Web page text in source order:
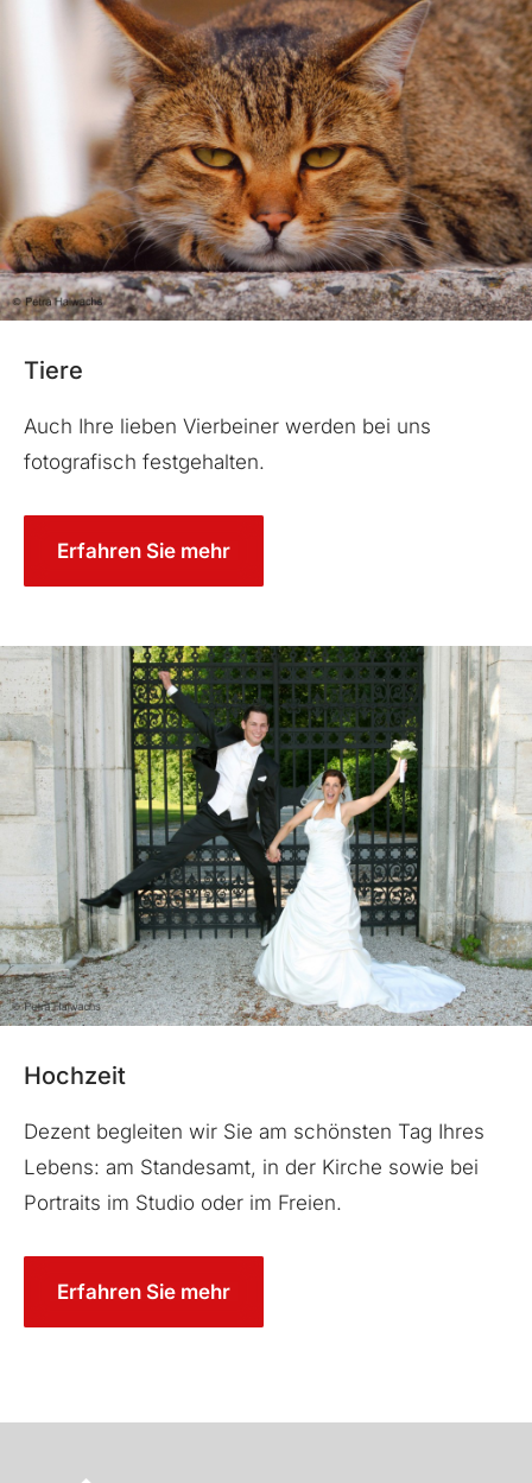
Tiere
Auch Ihre lieben Vierbeiner werden bei uns
fotografisch festgehalten.
Erfahren Sie mehr
Hochzeit
Dezent begleiten wir Sie am schönsten Tag Ihres
Lebens: am Standesamt, in der Kirche sowie bei
Portraits im Studio oder im Freien.
Erfahren Sie mehr